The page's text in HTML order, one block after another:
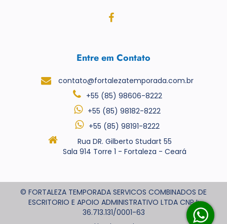
Entre em Contato
contato@fortalezatemporada.com.br
+55 (85) 98606-8222
+55 (85) 98182-8222
+55 (85) 98191-8222
Rua DR. Gilberto Studart 55
Sala 914 Torre 1 - Fortaleza - Ceará
© FORTALEZA TEMPORADA SERVICOS COMBINADOS DE
ESCRITORIO E APOIO ADMINISTRATIVO LTDA CNPJ:
36.713.131/0001-63